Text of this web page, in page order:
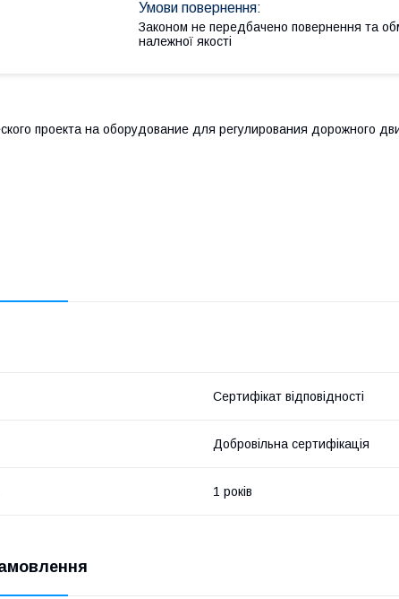
Законом не передбачено повернення та
належної якості
проекта на оборудование для регулирования дорожного
Сертифікат відповідності
Добровільна сертифікація
1 років